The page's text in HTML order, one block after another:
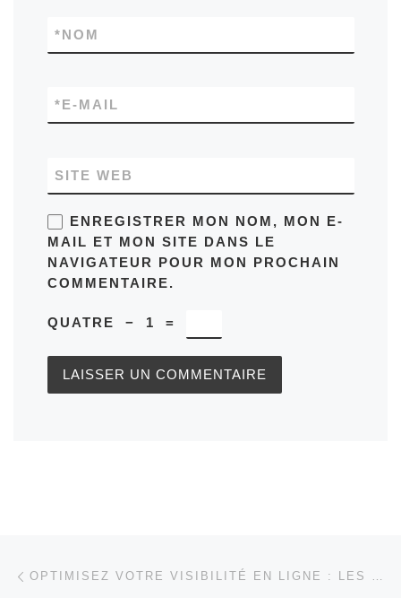
NOM
*
E-MAIL
*
SITE WEB
ENREGISTRER MON NOM, MON E-
MAIL ET MON SITE DANS LE
NAVIGATEUR POUR MON PROCHAIN
COMMENTAIRE.
QUATRE − 1 =
Parcourir les articles OPTIMISEZ VOTRE VISIBILITÉ EN LIGNE : LES TARIFS DU PRIX DU RÉFÉRENCEMENT NATUREL